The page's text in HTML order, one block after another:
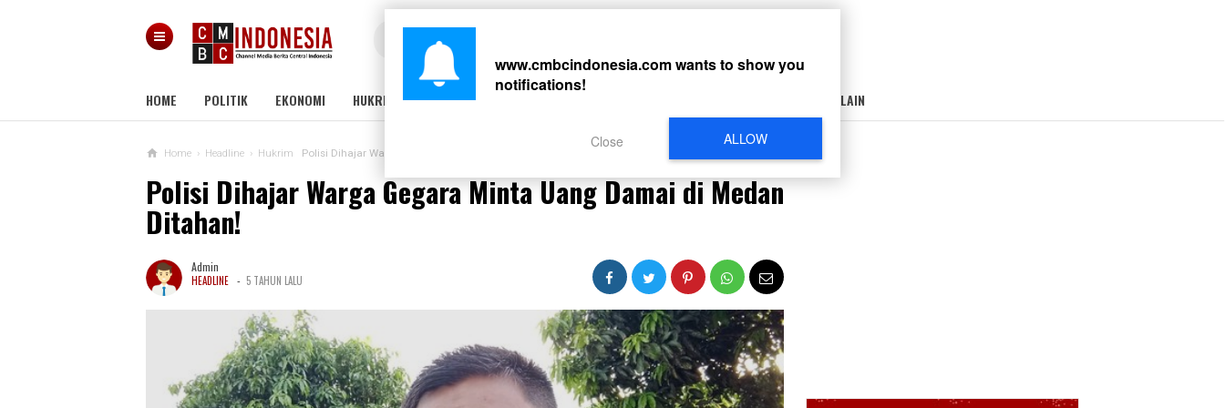
HOME POLITIK EKONOMI HUKRIM PERISTIWA LAIN-LAIN
Home › Headline › Hukrim Polisi Dihajar Warga Gegara Minta Uang Damai di Medan Ditahan!
Polisi Dihajar Warga Gegara Minta Uang Damai di Medan
Ditahan!
Admin
HEADLINE - 5 TAHUN LALU
www.cmbcindonesia.comwants to show you
notifications!
ALLOW
Close